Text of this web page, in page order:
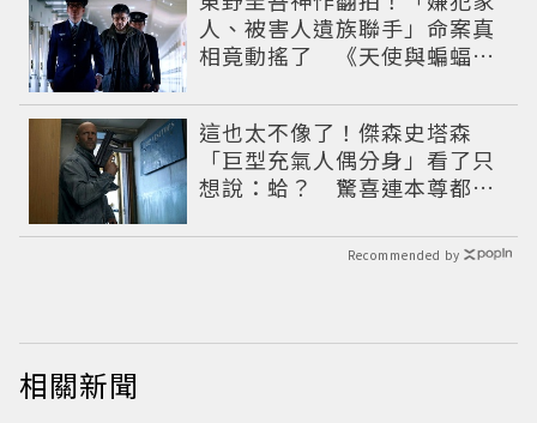
人、被害人遺族聯手」命案真
相竟動搖了 《天使與蝙蝠》
這也太不像了！傑森史塔森
「巨型充氣人偶分身」看了只
想說：蛤？ 驚喜連本尊都吐
Recommended by
相關新聞